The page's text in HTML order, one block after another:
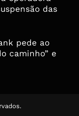
das
pede ao
caminho” e